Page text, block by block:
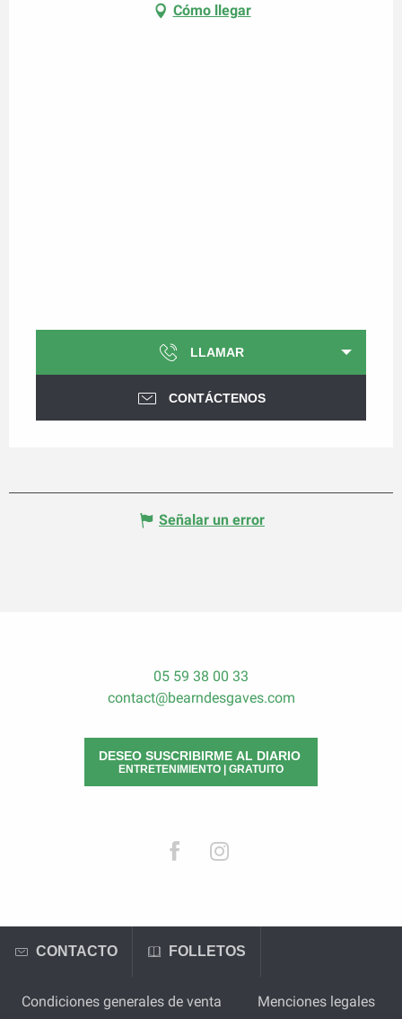
Cómo llegar
LLAMAR
CONTÁCTENOS
Señalar un error
05 59 38 00 33
contact@bearndesgaves.com
DESEO SUSCRIBIRME AL DIARIO
ENTRETENIMIENTO | GRATUITO
CONTACTO FOLLETOS
Condiciones generales de venta Menciones legales